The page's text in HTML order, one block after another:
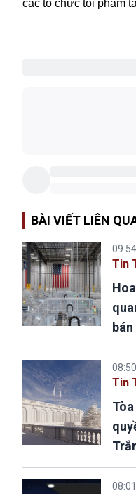
các tổ chức tội phạm
BÀI VIẾT LIÊN
Tin
Tin